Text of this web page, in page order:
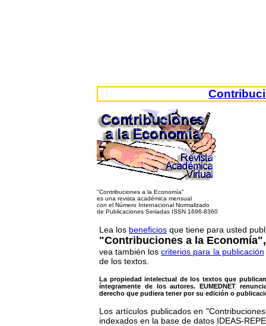
"Contribuciones a la Economía"
es una revista académica mensual
con el Número Internacional Normalizado
de Publicaciones Seriadas ISSN 1696-8360
Lea los beneficios que tiene para usted
"Contribuciones a la Economía",
vea también loscriterios para la publicación
de los textos.
La propiedad intelectual de los textos que
íntegramente de los autores. EUMEDNET
derecho que pudiera tener por su edición o
Los artículos publicados en
indexados en la base de datos IDEAS-